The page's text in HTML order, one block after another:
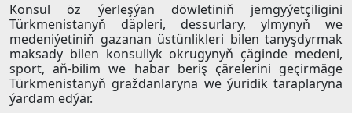
Konsul öz ýerleşýän döwletiniň jemgyýetçiligini
Türkmenistanyň däpleri, dessurlary, ylmynyň we
medeniýetiniň gazanan üstünlikleri bilen tanyşdyrmak
maksady bilen konsullyk okrugynyň çäginde medeni,
sport, aň-bilim we habar beriş çärelerini geçirmäge
Türkmenistanyň graždanlaryna we ýuridik taraplaryna
ýardam edýär.